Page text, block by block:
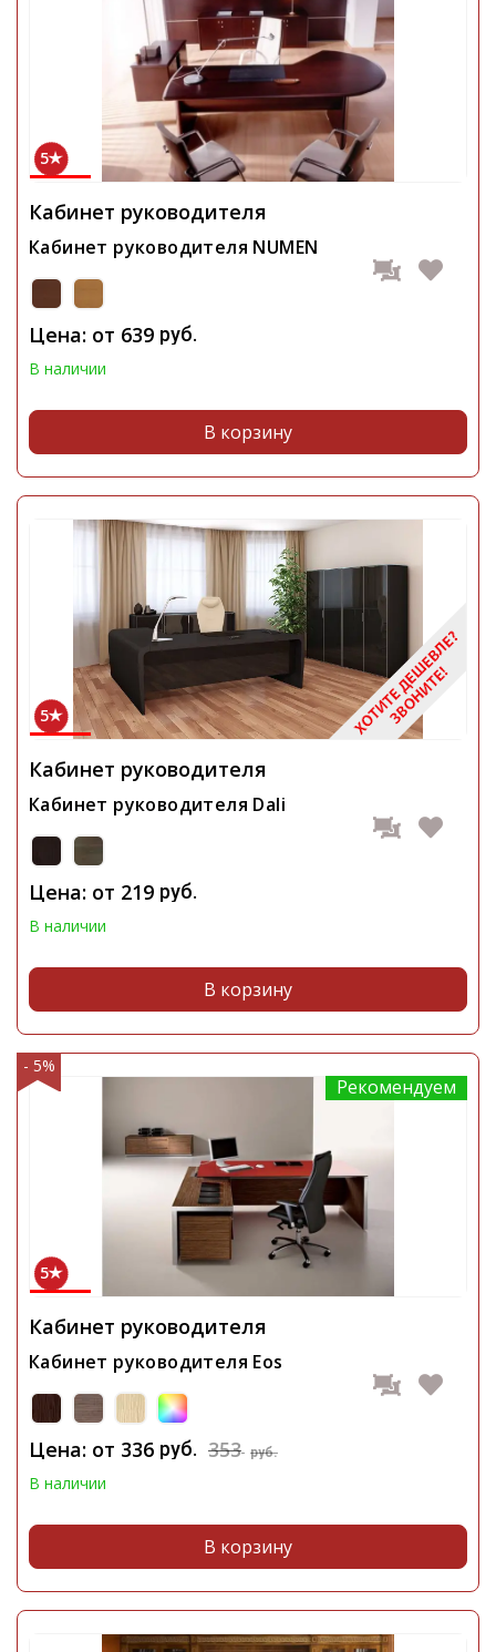
5
Кабинет руководителя
Кабинет руководителя NUMEN
Цена: от 639 руб.
В наличии
В корзину
5
Кабинет руководителя
Кабинет руководителя Dali
Цена: от 219 руб.
В наличии
В корзину
- 5%
Рекомендуем
5
Кабинет руководителя
Кабинет руководителя Eos
Цена: от 336 руб. 353 руб.
В наличии
В корзину